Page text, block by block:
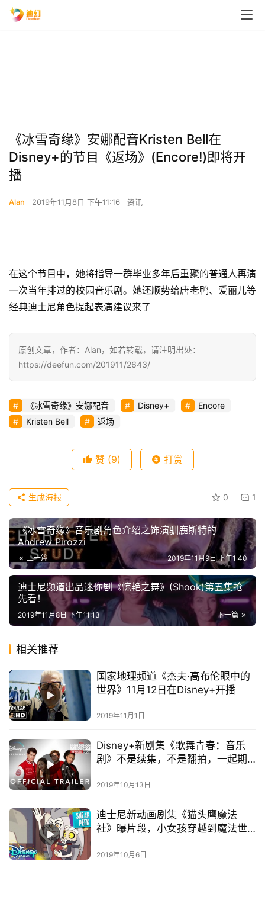
首
播
客
微
博
登录 注册
《冰雪奇缘》安娜配音Kristen Bell在
Disney+的节目《返场》(Encore!)即将开
播
Alan 2019年11月8日 下午11:16 资讯
在这个节目中，她将指导一群毕业多年后重聚的普通人再演
一次当年排过的校园音乐剧。她还顺势给唐老鸭、爱丽儿等
经典迪士尼角色提起表演建议来了
原创文章，作者：Alan，如若转载，请注明出处：
https://deefun.com/201911/2643/
《冰雪奇缘》安娜配音 Disney+
Encore
Kristen Bell
返场
赞 (9) 打赏
0 1
生成海报
《冰雪奇缘》音乐剧角色介绍之饰演驯鹿斯特的
Andrew Pirozzi
上一篇 2019年11月9日 下午1:40
迪士尼频道出品迷你剧《惊艳之舞》(Shook)第五集抢
先看！
下一篇
2019年11月8日 下午11:13
相关推荐
国家地理频道《杰夫·高布伦眼中的
世界》11月12日在Disney+开播
2019年11月1日
Disney+新剧集《歌舞青春：音乐
剧》不是续集，不是翻拍，一起期
2019年10月13日
迪士尼新动画剧集《猫头鹰魔法
社》曝片段，小女孩穿越到魔法世
2019年10月6日